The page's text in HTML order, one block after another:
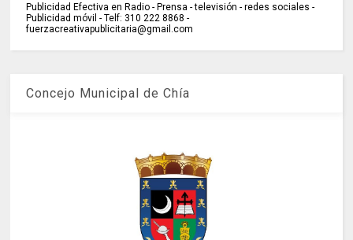
Publicidad Efectiva en Radio - Prensa - televisión - redes sociales -
Publicidad móvil - Telf: 310 222 8868 -
fuerzacreativapublicitaria@gmail.com
Concejo Municipal de Chía